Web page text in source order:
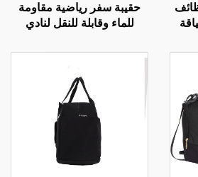
حقيبة سفر رياضية مقاومة
للماء وقابلة للنقل لنادي
والنساء
حقيبة